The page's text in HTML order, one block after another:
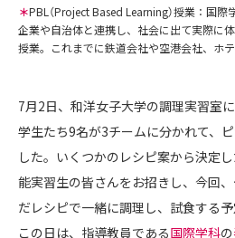
＊PBL（Project Based Learning）授業：国際
企業や自治体と連携し、社会に出て実際に
授業。これまでに鉄道会社や空港会社、ホ
7月2日、和洋女子大学の調理実習室
学生たち9名が3チームに分かれて、
した。いくつかのレシピ案から決定
能実習生の皆さんをお招きし、今回
だレシピで一緒に調理し、試食する予
この日は、指導教員である国際学科の